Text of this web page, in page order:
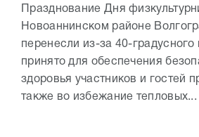
Празднование Дня
Новоаннинском районе
перенесли из-за 40-
принято для обеспечения
здоровья участников и гостей
также во избежание тепловых...